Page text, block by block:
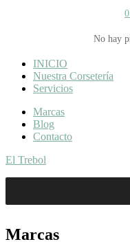
No hay
INICIO
Nuestra Corsetería
Servicios
Marcas
Blog
Contacto
El Trebol
Marcas